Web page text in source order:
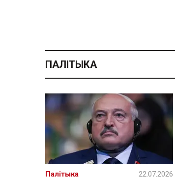
ПАЛІТЫКА
Палітыка 22.07.2026